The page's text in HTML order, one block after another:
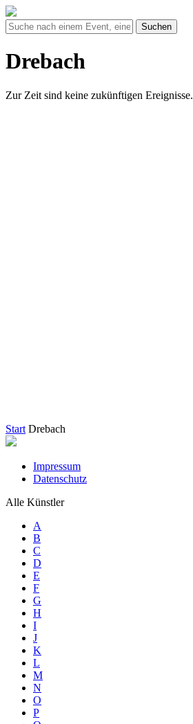
Suchen
Drebach
Zur Zeit sind keine zukünftigen Ereignisse.
Start Drebach
Impressum
Datenschutz
Alle Künstler
A
B
C
D
E
F
G
H
I
J
K
L
M
N
O
P